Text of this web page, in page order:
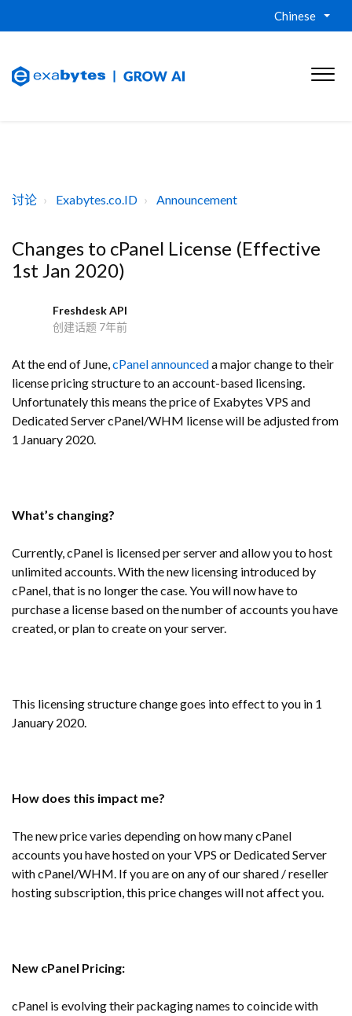
Chinese
讨论 Exabytes.co.ID Announcement
Changes to cPanel License (Effective
1st Jan 2020)
Freshdesk API
创建话题 7年前
At the end of June,cPanel announceda major change to their
license pricing structure to an account-based licensing.
Unfortunately this means the price of Exabytes VPS and
Dedicated Server cPanel/WHM license will be adjusted from
1 January 2020.
What’s changing?
Currently, cPanel is licensed per server and allow you to host
unlimited accounts. With the new licensing introduced by
cPanel, that is no longer the case. You will now have to
purchase a license based on the number of accounts you have
created, or plan to create on your server.
This licensing structure change goes into effect to you in 1
January 2020.
How does this impact me?
The new price varies depending on how many cPanel
accounts you have hosted on your VPS or Dedicated Server
with cPanel/WHM. If you are on any of our shared / reseller
hosting subscription, this price changes will not affect you.
New cPanel Pricing:
cPanel is evolving their packaging names to coincide with